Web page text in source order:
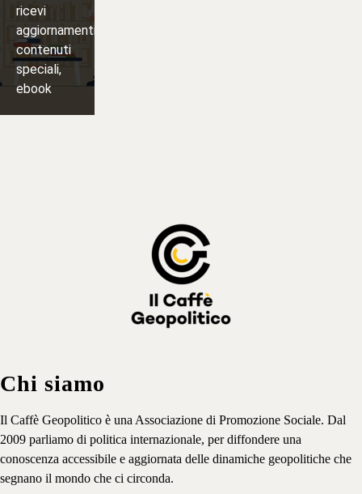
ricevi
aggiornamenti,
contenuti
speciali,
ebook
Chi siamo
Il Caffè Geopolitico è una Associazione di Promozione Sociale. Dal
2009 parliamo di politica internazionale, per diffondere una
conoscenza accessibile e aggiornata delle dinamiche geopolitiche che
segnano il mondo che ci circonda.